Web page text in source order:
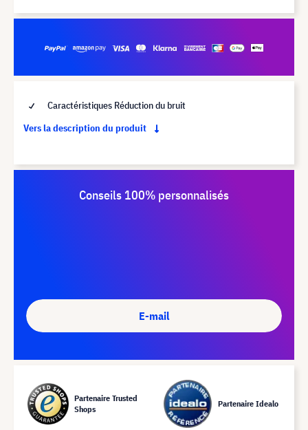
Caractéristiques Réduction du bruit
Vers la description du produit
Conseils 100% personnalisés
E-mail
Partenaire Trusted
Shops
Partenaire Idealo